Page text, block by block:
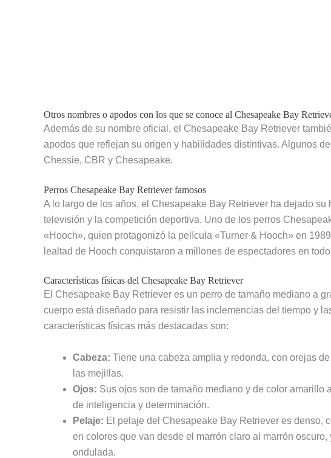
Otros nombres o apodos con los que se conoce al Chesapeake Bay
Además de su nombre oficial, el Chesapeake Bay Retriever
apodos que reflejan su origen y habilidades distintivas. Algunos
Chessie, CBR y Chesapeake.
Perros Chesapeake Bay Retriever famosos
A lo largo de los años, el Chesapeake Bay Retriever ha dejado su
televisión y la competición deportiva. Uno de los perros
«Hooch», quien protagonizó la película «Turner & Hooch» en
lealtad de Hooch conquistaron a millones de espectadores en
Características físicas del Chesapeake Bay Retriever
El Chesapeake Bay Retriever es un perro de tamaño mediano a
cuerpo está diseñado para resistir las inclemencias del tiempo y
características físicas más destacadas son:
Cabeza: Tiene una cabeza amplia y redonda, con orejas
las mejillas.
Ojos: Sus ojos son de tamaño mediano y de color amarillo
de inteligencia y determinación.
Pelaje: El pelaje del Chesapeake Bay Retriever es denso,
en colores que van desde el marrón claro al marrón
ondulada.